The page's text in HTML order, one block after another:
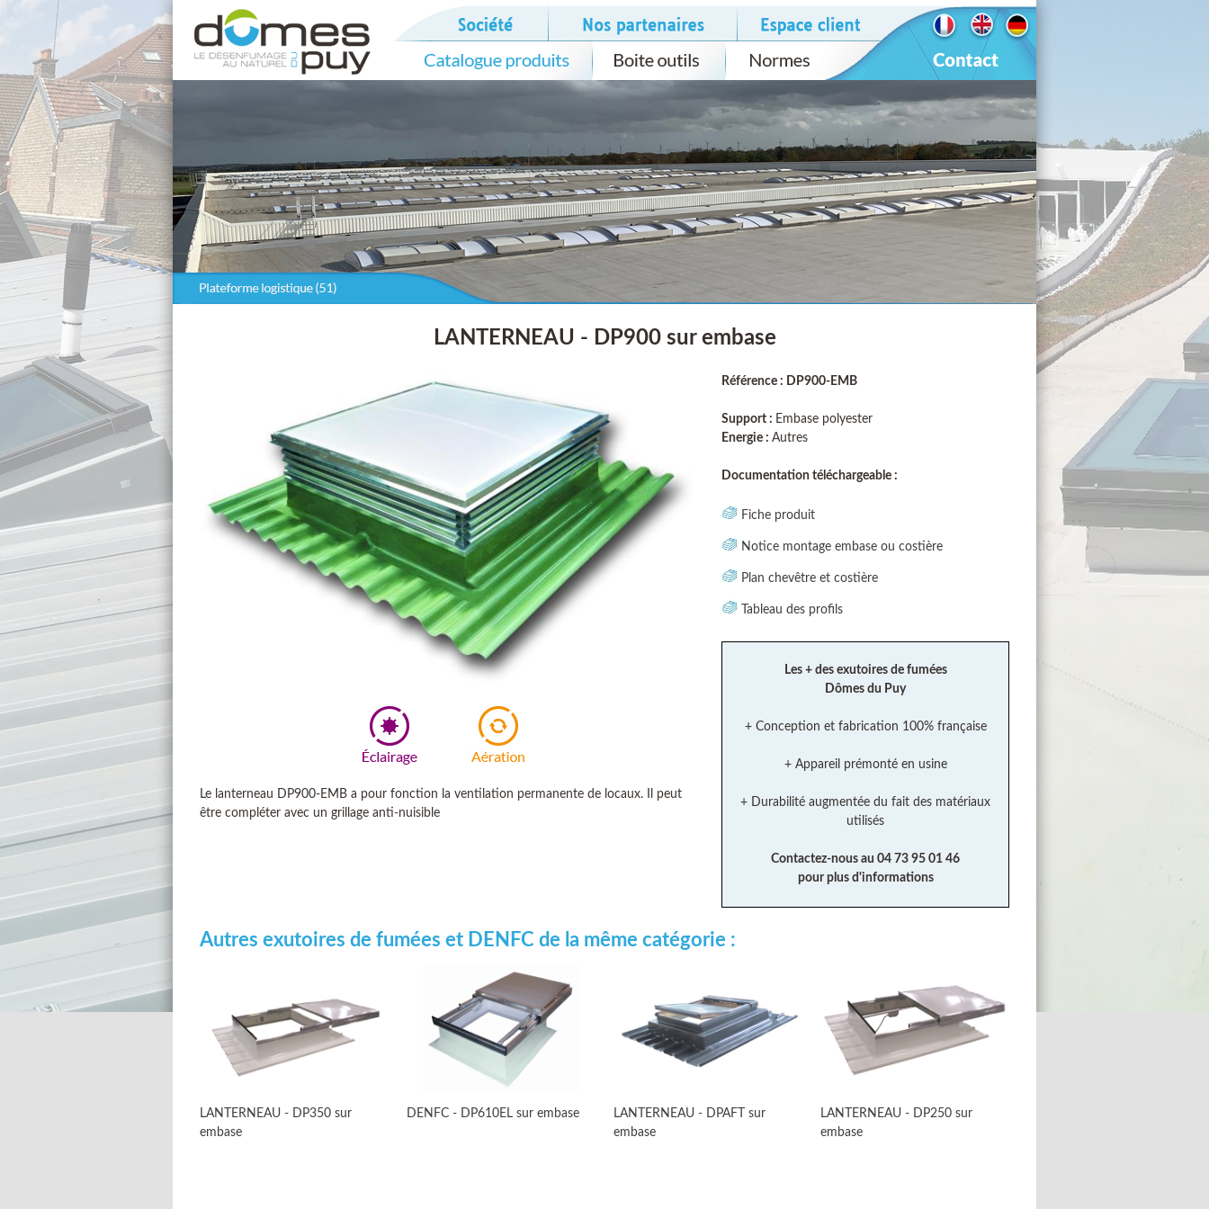
LANTERNEAU - DP900 sur embase
Le lanterneau DP900-EMB a pour fonction la ventilation permanente de locaux. Il peut
être compléter avec un grillage anti-nuisible
Référence : DP900-EMB
Support : Embase polyester
Energie : Autres
Documentation téléchargeable :
Fiche produit
Notice montage embase ou costière
Plan chevêtre et costière
Tableau des profils
Les + des exutoires de fumées
Dômes du Puy
+ Conception et fabrication 100% française
+ Appareil prémonté en usine
+ Durabilité augmentée du fait des matériaux
utilisés
Contactez-nous au 04 73 95 01 46
pour plus d'informations
Autres exutoires de fumées et DENFC de la même catégorie :
LANTERNEAU - DP350 sur
embase
DENFC - DP610EL sur embase
LANTERNEAU - DPAFT sur
embase
LANTERNEAU - DP250 sur
embase